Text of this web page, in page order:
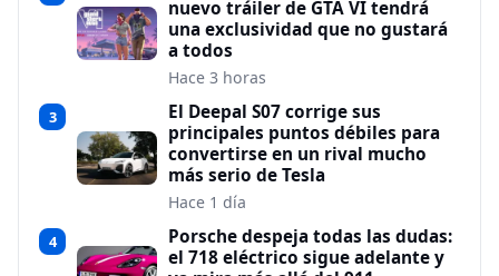
nuevo tráiler de GTA VI tendrá
una exclusividad que no gustará
a todos
Hace 3 horas
3
El Deepal S07 corrige sus
principales puntos débiles para
convertirse en un rival mucho
más serio de Tesla
Hace 1 día
4
Porsche despeja todas las dudas:
el 718 eléctrico sigue adelante y